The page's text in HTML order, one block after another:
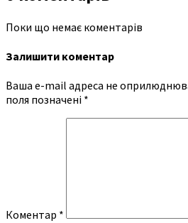
Поки що немає коментарів
Залишити коментар
Ваша e-mail адреса не
поля позначені *
Коментар *